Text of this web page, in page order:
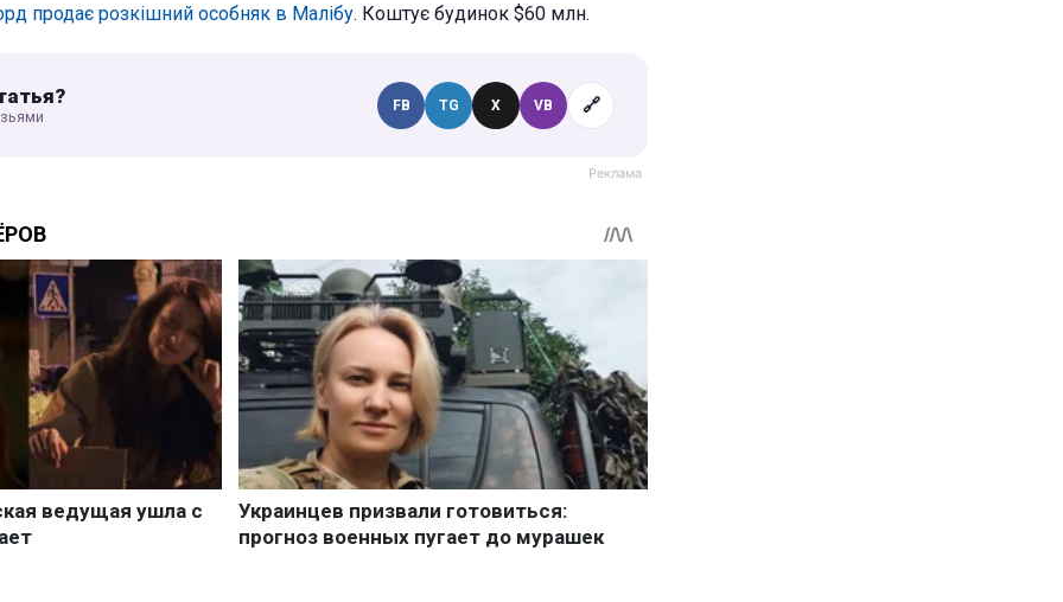
продає розкішний особняк в Малібу. Коштує будинок $60 млн.
FB TG X VB 🔗